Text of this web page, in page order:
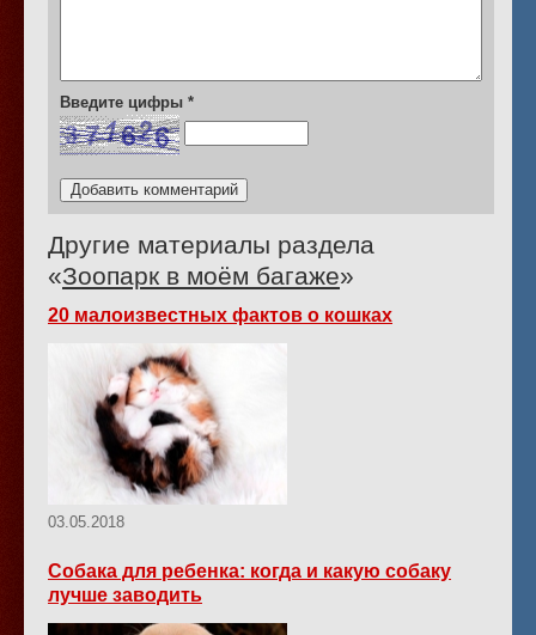
Введите цифры *
Другие материалы раздела
«Зоопарк в моём багаже»
20 малоизвестных фактов о кошках
03.05.2018
Собака для ребенка: когда и какую собаку
лучше заводить